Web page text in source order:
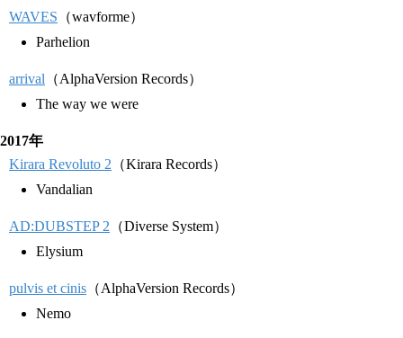
WAVES （wavforme）
Parhelion
arrival （AlphaVersion Records）
The way we were
2017年
Kirara Revoluto 2 （Kirara Records）
Vandalian
AD:DUBSTEP 2 （Diverse System）
Elysium
pulvis et cinis （AlphaVersion Records）
Nemo